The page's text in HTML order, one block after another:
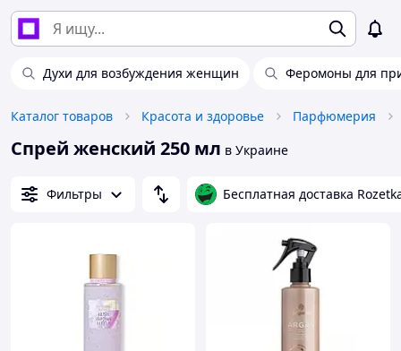
Духи для возбуждения женщин Феромоны для
Каталог товаров Красота и здоровье Парфюмерия
Спрей женский 250 мл в Украине
Фильтры Бесплатная доставка